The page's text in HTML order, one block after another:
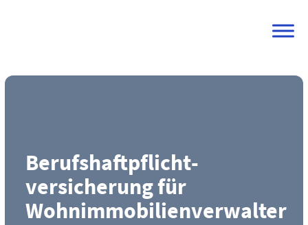
Berufs­haftpflicht­
versicherung für
Wohnimmobilienverwalter